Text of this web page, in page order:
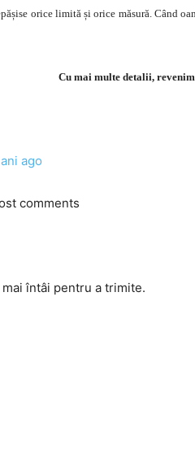
orice limită și orice măsură. Când
Cu mai multe detalii,
ago
comments
mai întâi pentru a trimite.